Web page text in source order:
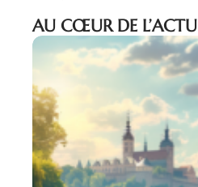
AU CŒUR DE L’ACTU